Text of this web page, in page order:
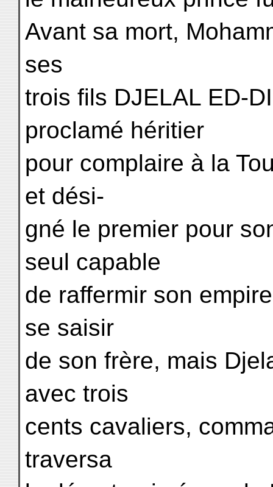
Avant sa mort,
ses
trois fils DJELAL ED-
proclamé héritier
pour complaire à la
et dési-
gné le premier pour
seul capable
de raffermir son
se saisir
de son frère, mais
avec trois
cents cavaliers,
traversa